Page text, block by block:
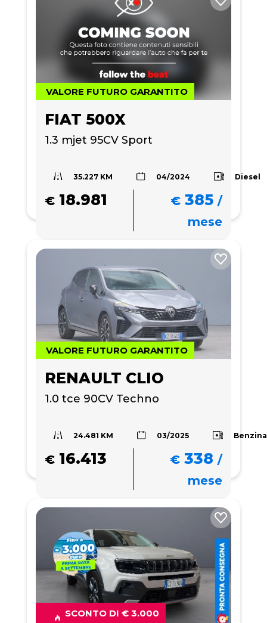
VALORE FUTURO GARANTITO
FIAT 500X
1.3 mjet 95CV Sport
35.227 KM 04/2024 Diesel
€ 18.981 € 385 /
mese
VALORE FUTURO GARANTITO
RENAULT CLIO
1.0 tce 90CV Techno
24.481 KM 03/2025 Benzina
€ 16.413 € 338 /
mese
SCONTO DI € 3.000